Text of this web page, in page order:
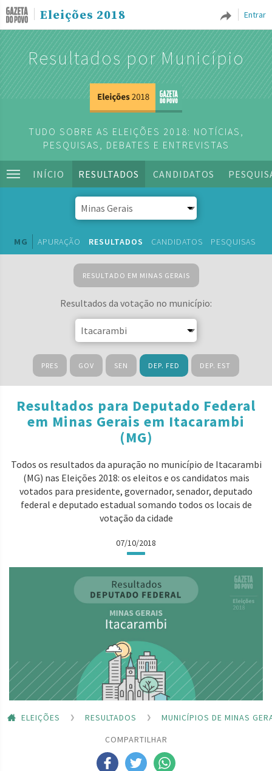
Entrar
Eleições 2018
Resultados por Município
TUDO SOBRE AS ELEIÇÕES 2018: NOTÍCIAS,
PESQUISAS, DEBATES E ENTREVISTAS
INÍCIO RESULTADOS CANDIDATOS
MG APURAÇÃO RESULTADOS CANDIDATOS PESQUISAS
RESULTADO EM MINAS GERAIS
Resultados da votação no município:
PRES GOV SEN DEP. FED DEP. EST
Resultados para Deputado Federal
em Minas Gerais em Itacarambi
(MG)
Todos os resultados da apuração no município de Itacarambi
(MG) nas Eleições 2018: os eleitos e os candidatos mais
votados para presidente, governador, senador, deputado
federal e deputado estadual somando todos os locais de
votação da cidade
07/10/2018
ELEIÇÕES RESULTADOS
MUNICÍPIOS DE MINAS
COMPARTILHAR